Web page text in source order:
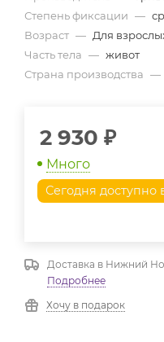
Степень фиксации —
Возраст — Для
Часть тела — живот
Страна производства —
2 930 ₽
Много
Сегодня доступно
Доставка в Нижний
Подробнее
Хочу в подарок